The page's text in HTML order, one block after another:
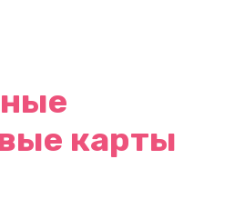
карты